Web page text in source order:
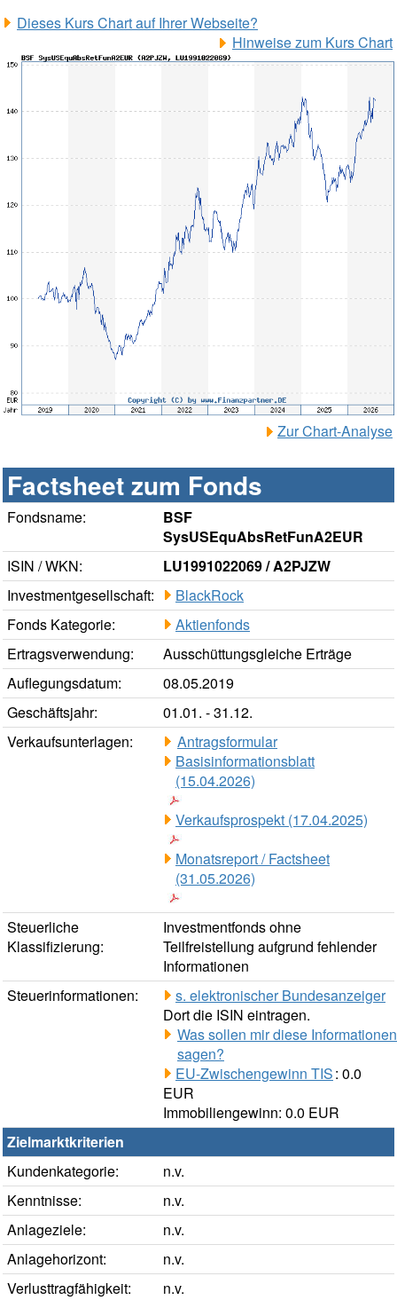
Dieses Kurs Chart auf Ihrer Webseite?
Hinweise zum Kurs Chart
Zur Chart-Analyse
Factsheet zum Fonds
Fondsname:
BSF
SysUSEquAbsRetFunA2EUR
ISIN / WKN:
LU1991022069 / A2PJZW
Investmentgesellschaft:
BlackRock
Fonds Kategorie:
Aktienfonds
Ertragsverwendung:
Ausschüttungsgleiche Erträge
Auflegungsdatum:
08.05.2019
Geschäftsjahr:
01.01. - 31.12.
Verkaufsunterlagen:
Antragsformular
Basisinformationsblatt
(15.04.2026)
Verkaufsprospekt (17.04.2025)
Monatsreport / Factsheet
(31.05.2026)
Steuerliche
Klassifizierung:
Investmentfonds ohne
Teilfreistellung aufgrund fehlender
Informationen
Steuerinformationen:
s. elektronischer Bundesanzeiger
Dort die ISIN eintragen.
Was sollen mir diese Informationen
sagen?
EU-Zwischengewinn TIS: 0.0
EUR
Immobiliengewinn: 0.0 EUR
Zielmarktkriterien
Kundenkategorie:
n.v.
Kenntnisse:
n.v.
Anlageziele:
n.v.
Anlagehorizont:
n.v.
Verlusttragfähigkeit:
n.v.